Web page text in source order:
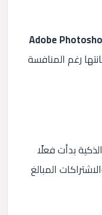
Adobe
رغم المنافسة
بدأت فعلًا
المبالغ